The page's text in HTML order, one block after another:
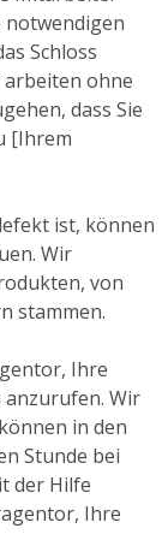
Schloss
arbeiten ohne
dass Sie
[Ihrem
ist, können
Wir
von
stammen.
Ihre
anzurufen. Wir
in den
Stunde bei
der Hilfe
Ihre